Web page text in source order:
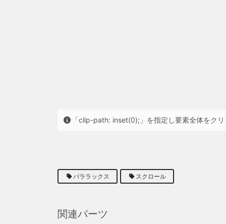
「clip-path: inset(0);」を指定し要素全体をク
パララックス スクロール
関連パーツ